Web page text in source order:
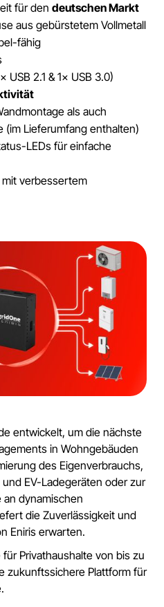
für den deutschen Markt
aus gebürstetem Vollmetall
fähig
USB 2.1 & 1× USB 3.0)
als auch
(im Lieferumfang enthalten)
LEDs für einfache
verbessertem
entwickelt, um die nächste
in Wohngebäuden
des Eigenverbrauchs,
EV-Ladegeräten oder zur
an dynamischen
die Zuverlässigkeit und
Eniris erwarten.
Privathaushalte von bis zu
zukunftssichere Plattform für